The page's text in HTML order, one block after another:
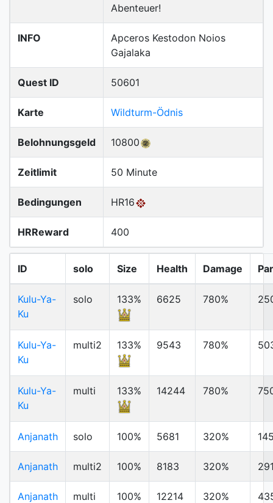
Abenteuer!
INFO
Apceros Kestodon Noios
Gajalaka
Quest ID 50601
Karte Wildturm-Ödnis
Belohnungsgeld 10800
Zeitlimit 50 Minute
Bedingungen HR16
HRReward 400
ID solo Size Health Damage
Kulu-Ya-
Ku
solo 133% 6625 780%
Kulu-Ya-
Ku
multi2 133% 9543 780%
Kulu-Ya-
Ku
multi 133% 14244 780%
Anjanath solo 100% 5681 320%
Anjanath multi2 100% 8183 320%
Anjanath multi 100% 12214 320%